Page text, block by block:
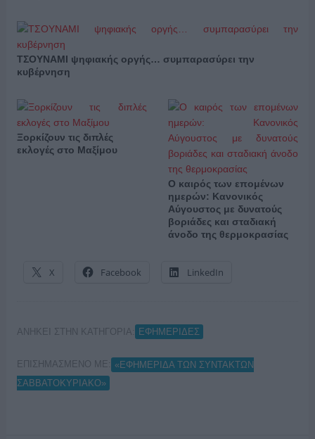
ΤΣΟΥΝΑΜΙ ψηφιακής οργής… συμπαρασύρει την
κυβέρνηση
Ξορκίζουν τις διπλές
εκλογές στο Μαξίμου
Ο καιρός των επομένων
ημερών: Κανονικός
Αύγουστος με δυνατούς
βοριάδες και σταδιακή
άνοδο της θερμοκρασίας
X Facebook LinkedIn
ΑΝΗΚΕΙ ΣΤΗΝ ΚΑΤΗΓΟΡΙΑ: ΕΦΗΜΕΡΙΔΕΣ
ΕΠΙΣΗΜΑΣΜΕΝΟ ΜΕ:
«ΕΦΗΜΕΡΙΔΑ ΤΩΝ ΣΥΝΤΑΚΤΩΝ
ΣΑΒΒΑΤΟΚΥΡΙΑΚΟ»